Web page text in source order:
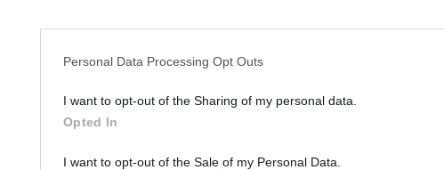
Personal Data Processing Opt Outs
I want to opt-out of the Sharing of my personal data.
Opted In
I want to opt-out of the Sale of my Personal Data.